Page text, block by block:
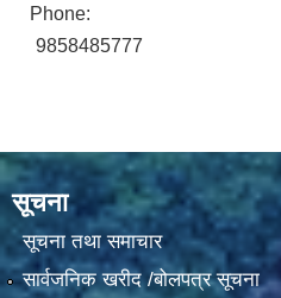
Phone:
9858485777
सूचना
सूचना तथा समाचार
सार्वजनिक खरीद /बोलपत्र सूचना